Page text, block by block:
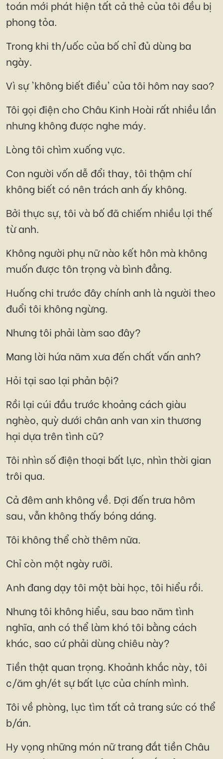
toán mới phát hiện tất cả thẻ của tôi đều bị
phong tỏa.
Trong khi th/uốc của bố chỉ đủ dùng ba
ngày.
Vì sự 'không biết điều' của tôi hôm nay sao?
Tôi gọi điện cho Châu Kinh Hoài rất nhiều lần
nhưng không được nghe máy.
Lòng tôi chìm xuống vực.
Con người vốn dễ đổi thay, tôi thậm chí
không biết có nên trách anh ấy không.
Bởi thực sự, tôi và bố đã chiếm nhiều lợi thế
từ anh.
Không người phụ nữ nào kết hôn mà không
muốn được tôn trọng và bình đẳng.
Huống chi trước đây chính anh là người theo
đuổi tôi không ngừng.
Nhưng tôi phải làm sao đây?
Mang lời hứa năm xưa đến chất vấn anh?
Hỏi tại sao lại phản bội?
Rồi lại cúi đầu trước khoảng cách giàu
nghèo, quỳ dưới chân anh van xin thương
hại dựa trên tình cũ?
Tôi nhìn số điện thoại bất lực, nhìn thời gian
trôi qua.
Cả đêm anh không về. Đợi đến trưa hôm
sau, vẫn không thấy bóng dáng.
Tôi không thể chờ thêm nữa.
Chỉ còn một ngày rưỡi.
Anh đang dạy tôi một bài học, tôi hiểu rồi.
Nhưng tôi không hiểu, sau bao năm tình
nghĩa, anh có thể làm khó tôi bằng cách
khác, sao cứ phải dùng chiêu này?
Tiền thật quan trọng. Khoảnh khắc này, tôi
c/ăm gh/ét sự bất lực của chính mình.
Tôi về phòng, lục tìm tất cả trang sức có thể
b/án.
Hy vọng những món nữ trang đắt tiền Châu